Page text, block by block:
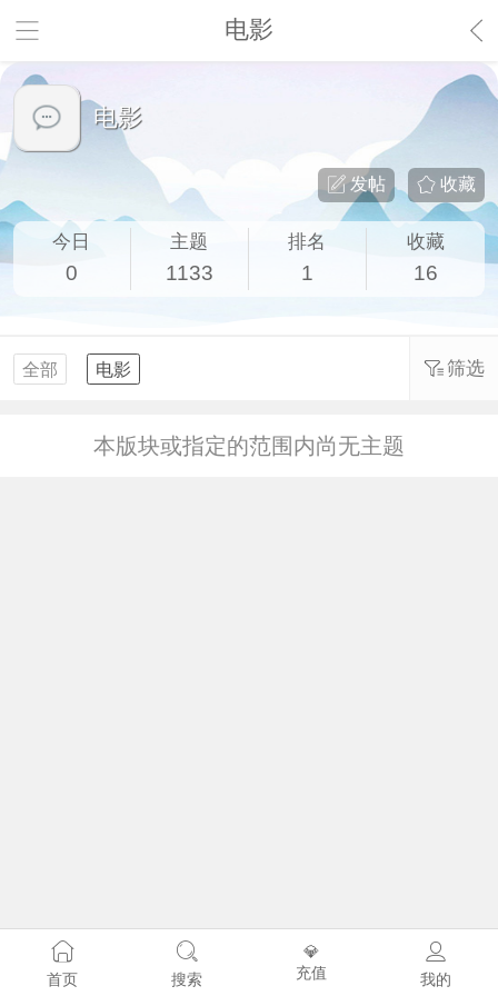
电影
电影
收藏
发帖
今日
0
主题
1133
排名
1
收藏
16
全部 电影 筛选
本版块或指定的范围内尚无主题
首页 搜索
💎
充值
我的